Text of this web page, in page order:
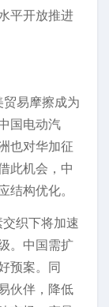
平开放推进
易摩擦成为
国电动汽
也对华加征
此机会，中
结构优化。
织下将加速
。中国需扩
预案。同
伙伴，降低